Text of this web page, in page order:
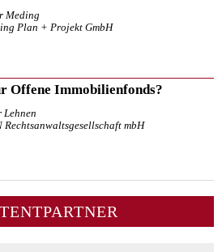
Meding
Plan + Projekt GmbH
Offene Immobilienfonds?
Lehnen
Rechtsanwaltsgesellschaft mbH